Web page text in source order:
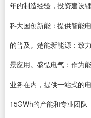
年的制造经验，投资建设
科大国创新能：提供智能
的普及。楚能新能源：致
景应用。盛弘电气：作为
业务在内，提供一站式的
15GWh的产能和专业团队